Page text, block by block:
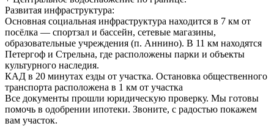
Развитая инфраструктура:
Основная социальная инфраструктура находится в 7 км от
посёлка — спортзал и бассейн, сетевые магазины,
образовательные учреждения (п. Аннино). В 11 км находятся
Петергоф и Стрельна, где расположены парки и объекты
культурного наследия.
КАД в 20 минутах езды от участка. Остановка общественного
транспорта расположена в 1 км от участка
Все документы прошли юридическую проверку. Мы готовы
помочь в одобрении ипотеки. Звоните, с радостью покажем
вам участок.